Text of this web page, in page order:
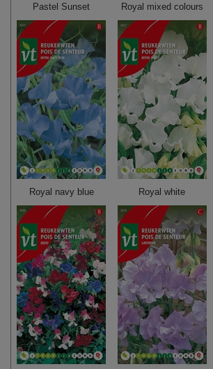
Pastel Sunset Royal mixed colours
Royal navy blue Royal white